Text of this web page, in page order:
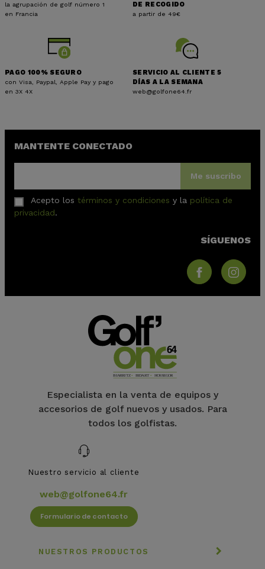
la agrupación de golf número 1
en Francia
DE RECOGIDO
a partir de 49€
PAGO 100% SEGURO
con Visa, Paypal, Apple Pay y pago
en 3X 4X
SERVICIO AL CLIENTE 5
DÍAS A LA SEMANA
web@golfone64.fr
MANTENTE CONECTADO
Me suscribo
Acepto los términos y condiciones y la política de
privacidad.
SÍGUENOS
Especialista en la venta de equipos y
accesorios de golf nuevos y usados. Para
todos los golfistas.
Nuestro servicio al cliente
web@golfone64.fr
Formulario de contacto
NUESTROS PRODUCTOS